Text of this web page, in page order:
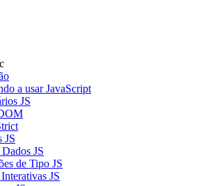
a usar JavaScript
JS
JS
JS
de Tipo JS
JS